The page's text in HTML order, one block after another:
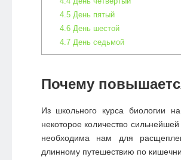
4.5День пятый
4.6День шестой
4.7День седьмой
Почему
Из школьного курса биологии
некоторое количество
необходима нам для
длинному путешествию по